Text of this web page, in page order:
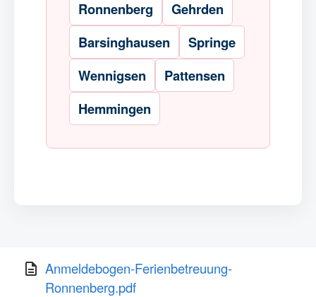
Ronnenberg
Gehrden
Barsinghausen
Springe
Wennigsen
Pattensen
Hemmingen
Anmeldebogen-Ferienbetreuung-
Ronnenberg.pdf